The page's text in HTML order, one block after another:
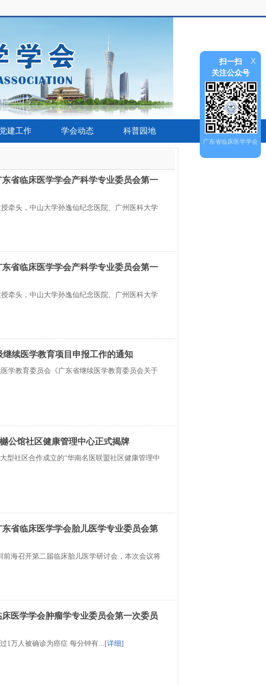
扫一扫
关注公众号
x
广东省临床医学学会
党建工作 学会动态 科普园地
省临床医学学会产科学专业委员会第一
牵头，中山大学孙逸仙纪念医院、广州医科大学
省临床医学学会产科学专业委员会第一
牵头，中山大学孙逸仙纪念医院、广州医科大学
继续医学教育项目申报工作的通知
学教育委员会《广东省继续医学教育委员会关于
公馆社区健康管理中心正式揭牌
型社区合作成立的“华南名医联盟社区健康管理中
省临床医学学会胎儿医学专业委员会第
前海召开第二届临床胎儿医学研讨会，本次会议将
医学学会肿瘤学专业委员会第一次委员
1万人被确诊为癌症 每分钟有...[详细]